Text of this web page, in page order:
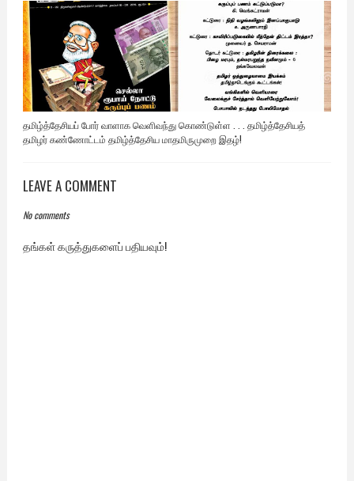
தமிழ்த்தேசியப் போர் வாளாக வெளிவந்து கொண்டுள்ள . . . தமிழ்த்தேசியத்
தமிழர் கண்ணோட்டம் தமிழ்த்தேசிய மாதமிருமுறை இதழ்!
LEAVE A COMMENT
No comments
தங்கள் கருத்துகளைப் பதியவும்!